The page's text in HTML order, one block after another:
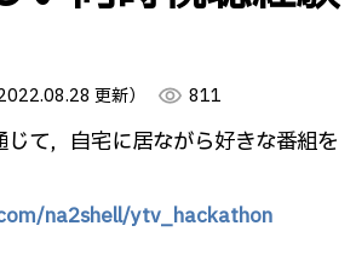
2022.08.28 更新） visibility 811
て，自宅に居ながら好きな番組を
na2shell/ytv_hackathon